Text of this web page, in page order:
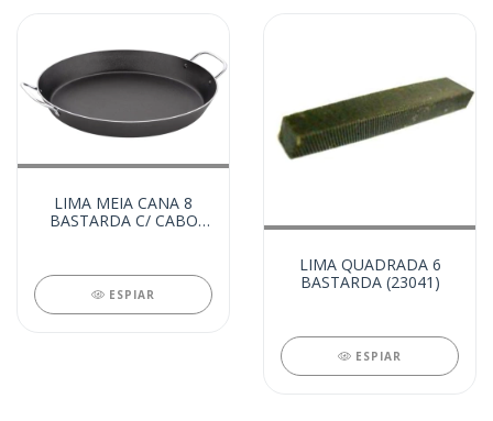
LIMA MEIA CANA 8
BASTARDA C/ CABO
ESPIAR
LIMA QUADRADA 6
BASTARDA (23041)
ESPIAR